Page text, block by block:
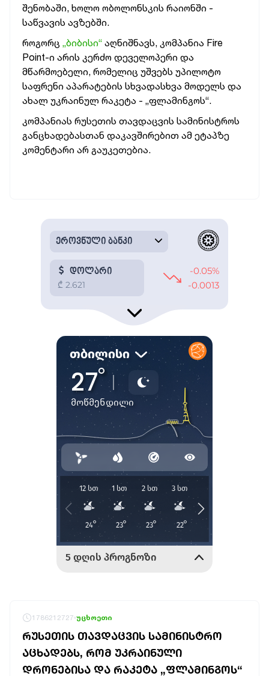
შენობაში, ხოლო ობოლონსკის რაიონში -
საწვავის ავზებში.
როგორც „ბიბისი“ აღნიშნავს, კომპანია Fire
Point-ი არის კერძო დეველოპერი და
მწარმოებელი, რომელიც უშვებს უპილოტო
საფრენი აპარატების სხვადასხვა მოდელს და
ახალ უკრაინულ რაკეტა - „ფლამინგოს“.
კომპანიას რუსეთის თავდაცვის სამინისტროს
განცხადებასთან დაკავშირებით ამ ეტაპზე
კომენტარი არ გაუკეთებია.
1786212727 უცხოეთი
ᲠᲣᲡᲔᲗᲘᲡ ᲗᲐᲕᲓᲐᲪᲕᲘᲡ ᲡᲐᲛᲘᲜᲘᲡᲢᲠᲝ
ᲐᲪᲮᲐᲓᲔᲑᲡ, ᲠᲝᲛ ᲣᲙᲠᲐᲘᲜᲣᲚᲘ
ᲓᲠᲝᲜᲔᲑᲘᲡᲐ ᲓᲐ ᲠᲐᲙᲔᲢᲐ „ᲤᲚᲐᲛᲘᲜᲒᲝᲡ“